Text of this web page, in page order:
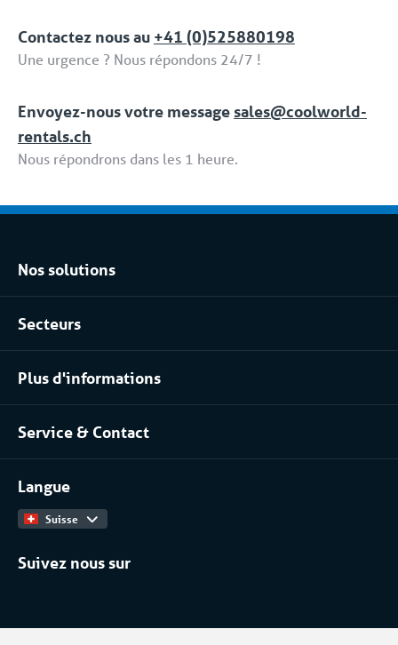
compris / Full Service'.
Contactez nous au +41 (0)525880198
Une urgence ? Nous répondons 24/7 !
Envoyez-nous votre message sales@coolworld-
rentals.ch
Nous répondrons dans les 1 heure.
Nos solutions
Location climatisation réversible
Location chambres positives et négatives
Location pour les process industriels
Secteurs
Agroalimentaire
Pharma
Industrie chimique
Installateurs / Maintenanciers
Plus d'informations
À propos de nous
Notre équipe
Travailler chez
Catalogue Produits
Service & Contact
Contact
Langue
Suisse
Suivez nous sur